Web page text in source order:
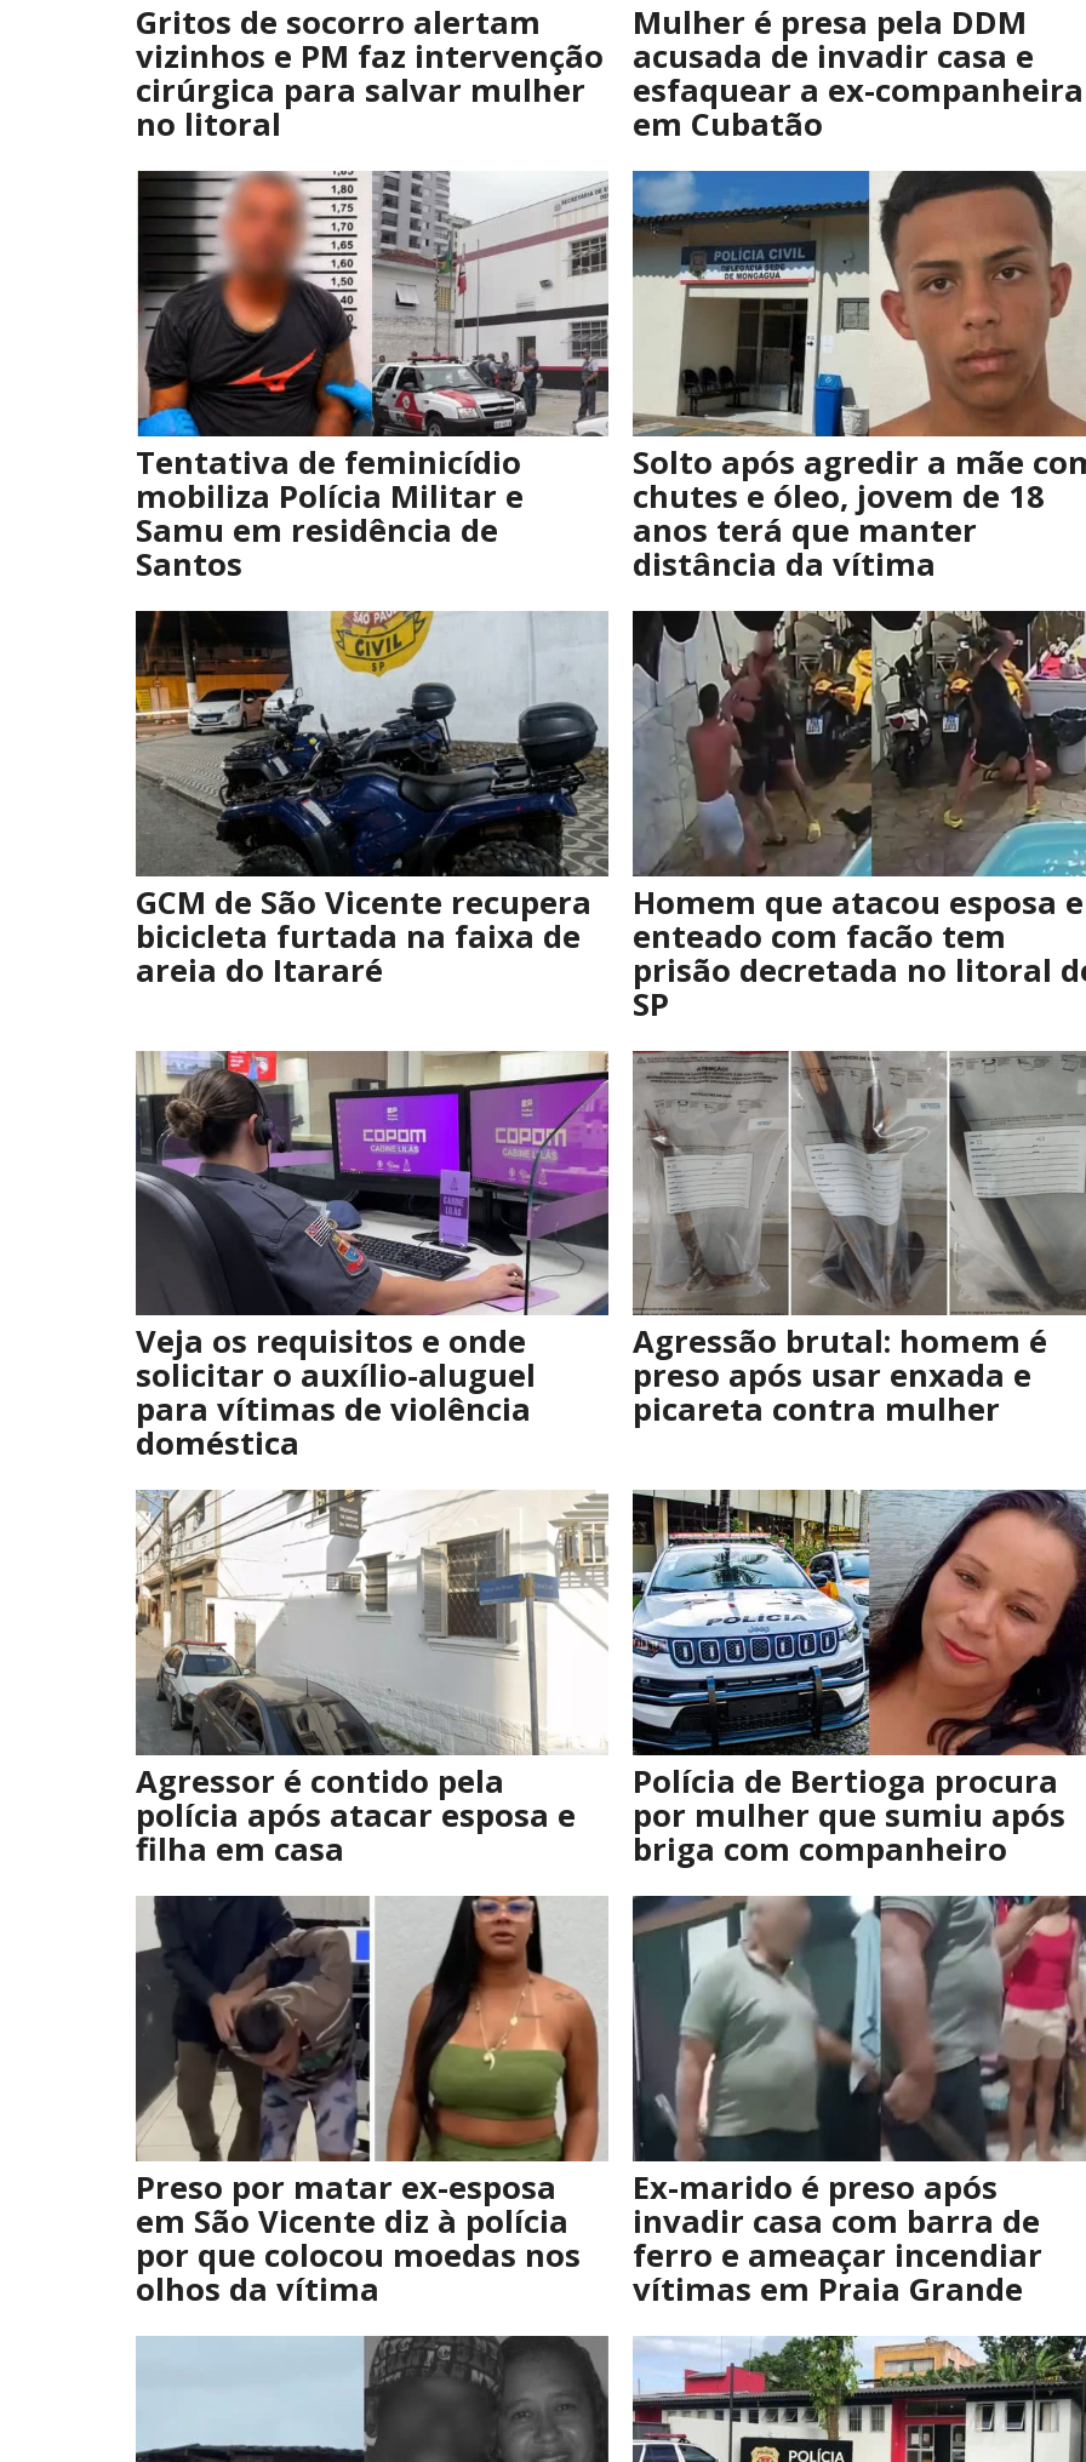
Gritos de socorro alertam
vizinhos e PM faz intervenção
cirúrgica para salvar mulher
no litoral
Mulher é presa pela DDM
acusada de invadir casa e
esfaquear a ex-companheira
em Cubatão
Tentativa de feminicídio
mobiliza Polícia Militar e
Samu em residência de
Santos
Solto após agredir a mãe
chutes e óleo, jovem de 18
anos terá que manter
distância da vítima
GCM de São Vicente recupera
bicicleta furtada na faixa de
areia do Itararé
Homem que atacou esposa e
enteado com facão tem
prisão decretada no litoral
SP
Veja os requisitos e onde
solicitar o auxílio-aluguel
para vítimas de violência
doméstica
Agressão brutal: homem é
preso após usar enxada e
picareta contra mulher
Agressor é contido pela
polícia após atacar esposa e
filha em casa
Polícia de Bertioga procura
por mulher que sumiu após
briga com companheiro
Preso por matar ex-esposa
em São Vicente diz à polícia
por que colocou moedas nos
olhos da vítima
Ex-marido é preso após
invadir casa com barra de
ferro e ameaçar incendiar
vítimas em Praia Grande